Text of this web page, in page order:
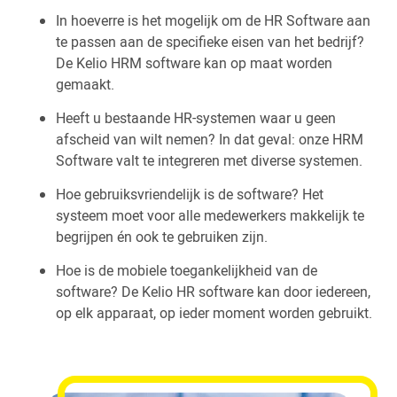
In hoeverre is het mogelijk om de HR Software aan
te passen aan de specifieke eisen van het bedrijf?
De Kelio HRM software kan op maat worden
gemaakt.
Heeft u bestaande HR-systemen waar u geen
afscheid van wilt nemen? In dat geval: onze HRM
Software valt te integreren met diverse systemen.
Hoe gebruiksvriendelijk is de software? Het
systeem moet voor alle medewerkers makkelijk te
begrijpen én ook te gebruiken zijn.
Hoe is de mobiele toegankelijkheid van de
software? De Kelio HR software kan door iedereen,
op elk apparaat, op ieder moment worden gebruikt.